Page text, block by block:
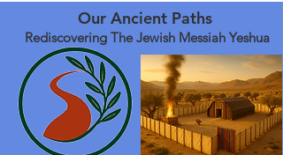
Our Ancient Paths
Rediscovering The Jewish Messiah Yeshua